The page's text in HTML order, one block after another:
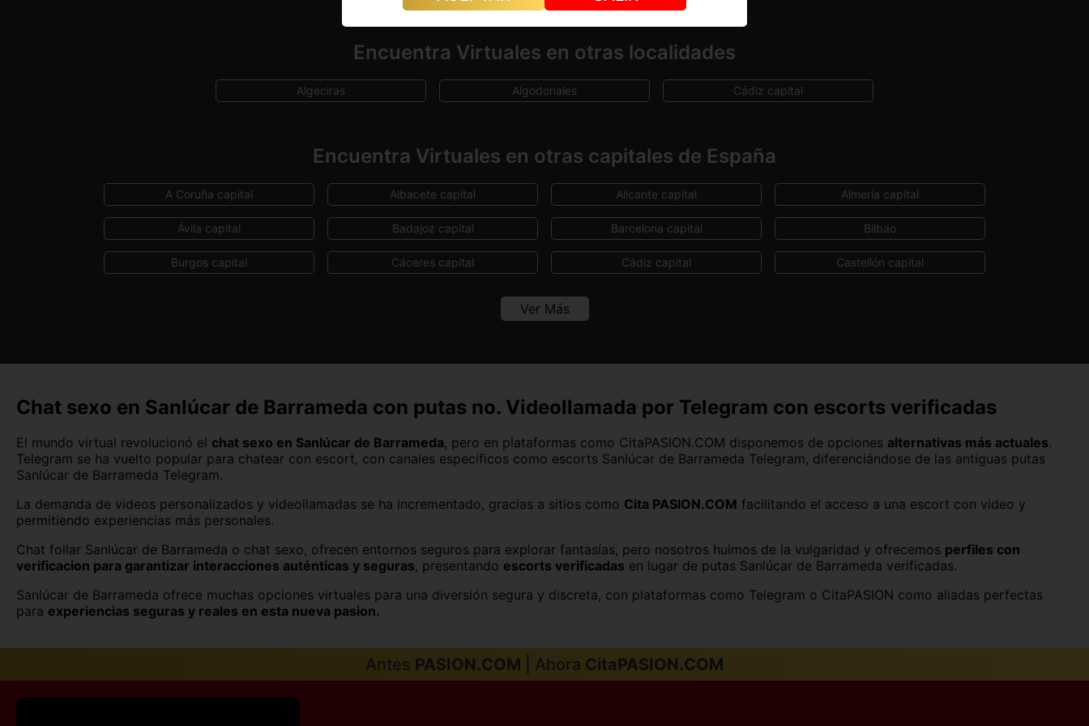
Encuentra Virtuales en otras localidades
Algeciras Algodonales Cádiz capital
Encuentra Virtuales en otras capitales de España
A Coruña capital Albacete capital Alicante capital Almería capital
Ávila capital Badajoz capital Barcelona capital Bilbao
Burgos capital Cáceres capital Cádiz capital Castellón capital
Huesca capital Jaén capital Las Palmas León capital
Lleida capital Logroño Lugo capital Madrid capital
Oviedo Palencia capital Palma de Mallorca Pamplona
Pontevedra capital Salamanca capital San Sebastián Santa Cruz de Tenerife
Tarragona capital Teruel capital Toledo capital Valencia capital
Valladolid capital Vitoria Zamora capital Zaragoza capital
Ver Más
Chat sexo en Sanlúcar de Barrameda con putas no. Videollamada por Telegram con escorts verificadas
El mundo virtual revolucionó el chat sexo en Sanlúcar de Barrameda, pero en plataformas como CitaPASION.COM disponemos de opciones alternativas más actuales.
Telegram se ha vuelto popular para chatear con escort, con canales específicos como escorts Sanlúcar de Barrameda Telegram, diferenciándose de las antiguas putas
Sanlúcar de Barrameda Telegram.
La demanda de videos personalizados y videollamadas se ha incrementado, gracias a sitios como Cita PASION.COM facilitando el acceso a una escort con video y
permitiendo experiencias más personales.
Chat follar Sanlúcar de Barrameda o chat sexo, ofrecen entornos seguros para explorar fantasías, pero nosotros huimos de la vulgaridad y ofrecemos perfiles con
verificacion para garantizar interacciones auténticas y seguras, presentando escorts verificadas en lugar de putas Sanlúcar de Barrameda verificadas.
Sanlúcar de Barrameda ofrece muchas opciones virtuales para una diversión segura y discreta, con plataformas como Telegram o CitaPASION como aliadas perfectas
para experiencias seguras y reales en esta nueva pasion.
Antes PASION.COM | Ahora CitaPASION.COM